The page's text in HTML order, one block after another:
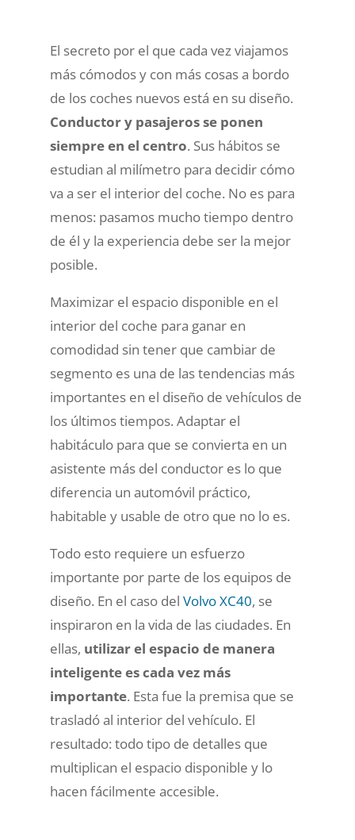
El secreto por el que cada vez viajamos
más cómodos y con más cosas a bordo
de los coches nuevos está en su diseño.
Conductor y pasajeros se ponen
siempre en el centro. Sus hábitos se
estudian al milímetro para decidir cómo
va a ser el interior del coche. No es para
menos: pasamos mucho tiempo dentro
de él y la experiencia debe ser la mejor
posible.
Maximizar el espacio disponible en el
interior del coche para ganar en
comodidad sin tener que cambiar de
segmento es una de las tendencias más
importantes en el diseño de vehículos de
los últimos tiempos. Adaptar el
habitáculo para que se convierta en un
asistente más del conductor es lo que
diferencia un automóvil práctico,
habitable y usable de otro que no lo es.
Todo esto requiere un esfuerzo
importante por parte de los equipos de
diseño. En el caso del Volvo XC40, se
inspiraron en la vida de las ciudades. En
ellas, utilizar el espacio de manera
inteligente es cada vez más
importante. Esta fue la premisa que se
trasladó al interior del vehículo. El
resultado: todo tipo de detalles que
multiplican el espacio disponible y lo
hacen fácilmente accesible.